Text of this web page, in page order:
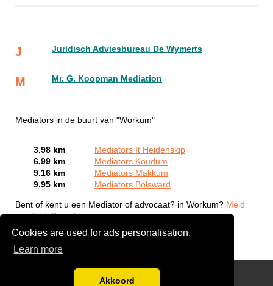
Cookies are used for ads personalisation.
Learn more
Akkoord
J Juridisch Adviesbureau De Wymerts
M Mr. G. Koopman Mediation
Mediators in de buurt van "Workum"
3.98 km
Mediators It Heidenskip
6.99 km
Mediators Koudum
9.16 km
Mediators Makkum
9.95 km
Mediators Bolsward
Bent of kent u een Mediator of advocaat? in Workum? Meld
een bedrijf gratis aan
Gratis Offertes Vergelijken